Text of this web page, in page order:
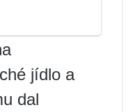
jídlo a
dal